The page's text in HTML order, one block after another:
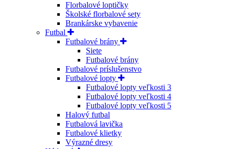
Florbalové loptičky
Školské florbalové sety
Brankárske vybavenie
Futbal
Futbalové brány
Siete
Futbalové brány
Futbalové príslušenstvo
Futbalové lopty
Futbalové lopty veľkosti 3
Futbalové lopty veľkosti 4
Futbalové lopty veľkosti 5
Halový futbal
Futbalová lavička
Futbalové klietky
Výrazné dresy